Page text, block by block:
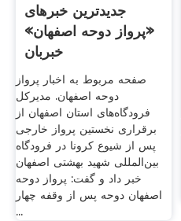
جدیدترین خبرهای
«پرواز دوحه اصفهان»
خبربان
صفحه مربوط به اخبار پرواز
دوحه اصفهان. مدیرکل
فرودگاه‌های استان اصفهان از
برقراری نخستین پرواز خارجی
پس از شیوع کرونا در فرودگاه
بین‌المللی شهید بهشتی اصفهان
خبر داد و گفت: پرواز دوحه
اصفهان دوحه پس از وقفه چهار
...